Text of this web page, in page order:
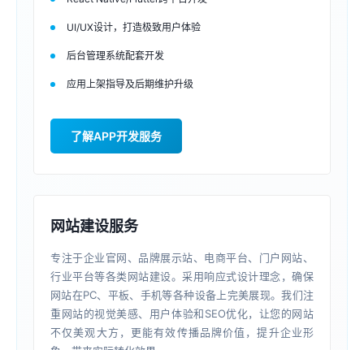
UI/UX设计，打造极致用户体验
后台管理系统配套开发
应用上架指导及后期维护升级
了解APP开发服务
网站建设服务
专注于企业官网、品牌展示站、电商平台、门户网站、
行业平台等各类网站建设。采用响应式设计理念，确保
网站在PC、平板、手机等各种设备上完美展现。我们注
重网站的视觉美感、用户体验和SEO优化，让您的网站
不仅美观大方，更能有效传播品牌价值，提升企业形